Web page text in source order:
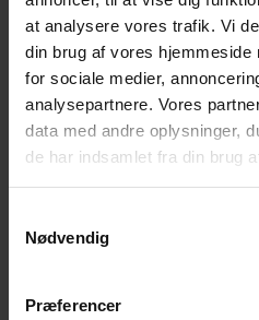
at analysere vores trafik. Vi
din brug af vores hjemmeside
for sociale medier,
analysepartnere. Vores
data med andre oplysninger,
de har indsamlet fra din brug
Nødvendig
Præferencer
Her vil vi løbende lave
tilbud, arbejde og
FØLG OS PÅ